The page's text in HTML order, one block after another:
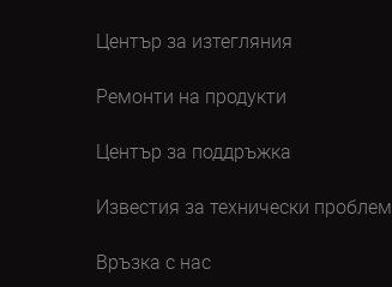
Център за изтегляния
Ремонти на продукти
Център за поддръжка
Известия за технически проблем
Връзка с нас